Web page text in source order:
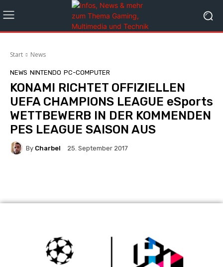
Start News
NEWS NINTENDO PC-COMPUTER
KONAMI RICHTET OFFIZIELLEN
UEFA CHAMPIONS LEAGUE eSports
WETTBEWERB IN DER KOMMENDEN
PES LEAGUE SAISON AUS
By Charbel 25. September 2017